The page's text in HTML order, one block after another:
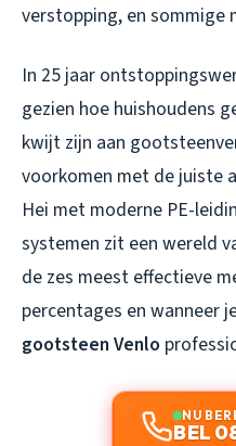
verstopping, en sommige
In 25 jaar
gezien hoe huishoudens
kwijt zijn aan
voorkomen met de juiste
Hei met moderne PE-
systemen zit een wereld
de zes meest effectieve
percentages en wanneer
gootsteen Venlo
NU
BEL